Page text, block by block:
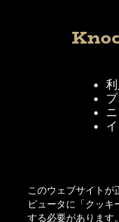
このウェブサイト
ピュータに「クッ